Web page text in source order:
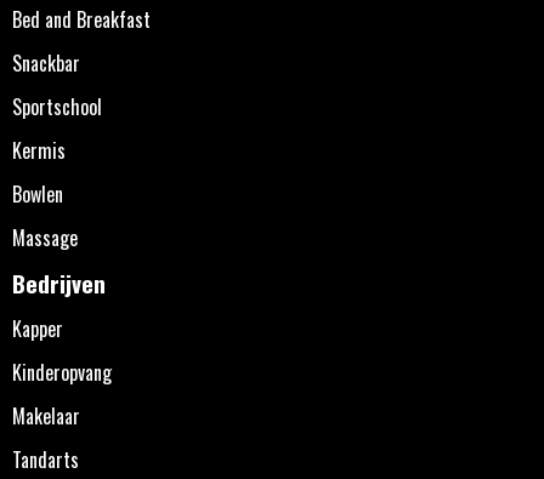
Bed and Breakfast
Snackbar
Sportschool
Kermis
Bowlen
Massage
Bedrijven
Kapper
Kinderopvang
Makelaar
Tandarts